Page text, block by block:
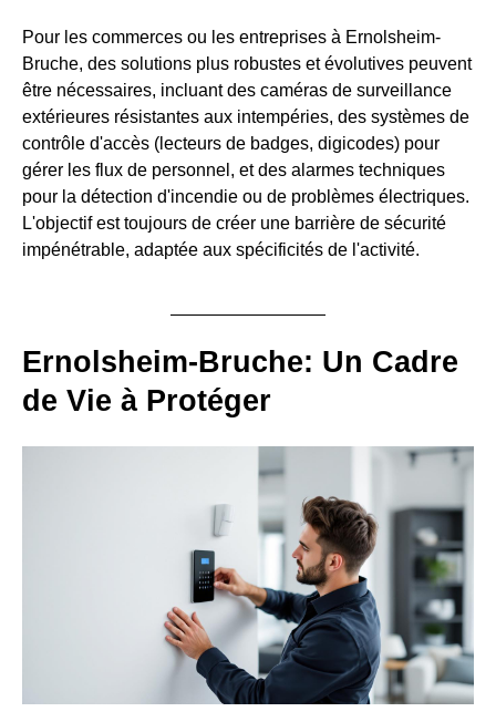
Pour les commerces ou les entreprises à Ernolsheim-
Bruche, des solutions plus robustes et évolutives peuvent
être nécessaires, incluant des caméras de surveillance
extérieures résistantes aux intempéries, des systèmes de
contrôle d'accès (lecteurs de badges, digicodes) pour
gérer les flux de personnel, et des alarmes techniques
pour la détection d'incendie ou de problèmes électriques.
L'objectif est toujours de créer une barrière de sécurité
impénétrable, adaptée aux spécificités de l'activité.
Ernolsheim-Bruche: Un Cadre
de Vie à Protéger